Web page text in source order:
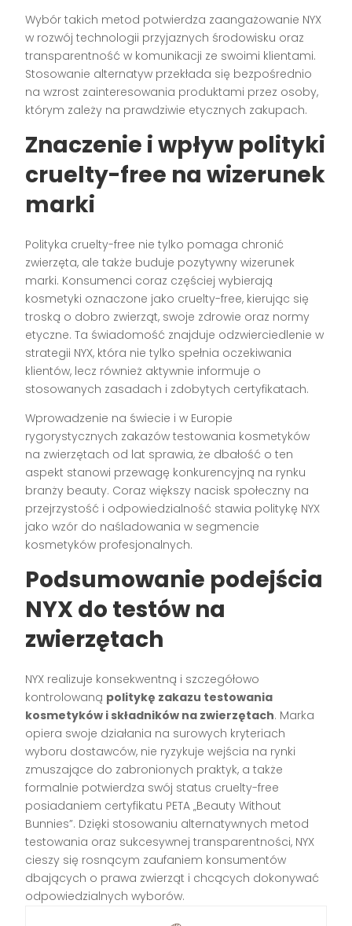
Wybór takich metod potwierdza zaangażowanie NYX
w rozwój technologii przyjaznych środowisku oraz
transparentność w komunikacji ze swoimi klientami.
Stosowanie alternatyw przekłada się bezpośrednio
na wzrost zainteresowania produktami przez osoby,
którym zależy na prawdziwie etycznych zakupach.
Znaczenie i wpływ polityki
cruelty-free na wizerunek
marki
Polityka cruelty-free nie tylko pomaga chronić
zwierzęta, ale także buduje pozytywny wizerunek
marki. Konsumenci coraz częściej wybierają
kosmetyki oznaczone jako cruelty-free, kierując się
troską o dobro zwierząt, swoje zdrowie oraz normy
etyczne. Ta świadomość znajduje odzwierciedlenie w
strategii NYX, która nie tylko spełnia oczekiwania
klientów, lecz również aktywnie informuje o
stosowanych zasadach i zdobytych certyfikatach.
Wprowadzenie na świecie i w Europie
rygorystycznych zakazów testowania kosmetyków
na zwierzętach od lat sprawia, że dbałość o ten
aspekt stanowi przewagę konkurencyjną na rynku
branży beauty. Coraz większy nacisk społeczny na
przejrzystość i odpowiedzialność stawia politykę NYX
jako wzór do naśladowania w segmencie
kosmetyków profesjonalnych.
Podsumowanie podejścia
NYX do testów na
zwierzętach
NYX realizuje konsekwentną i szczegółowo
kontrolowaną politykę zakazu testowania
kosmetyków i składników na zwierzętach. Marka
opiera swoje działania na surowych kryteriach
wyboru dostawców, nie ryzykuje wejścia na rynki
zmuszające do zabronionych praktyk, a także
formalnie potwierdza swój status cruelty-free
posiadaniem certyfikatu PETA „Beauty Without
Bunnies”. Dzięki stosowaniu alternatywnych metod
testowania oraz sukcesywnej transparentności, NYX
cieszy się rosnącym zaufaniem konsumentów
dbających o prawa zwierząt i chcących dokonywać
odpowiedzialnych wyborów.